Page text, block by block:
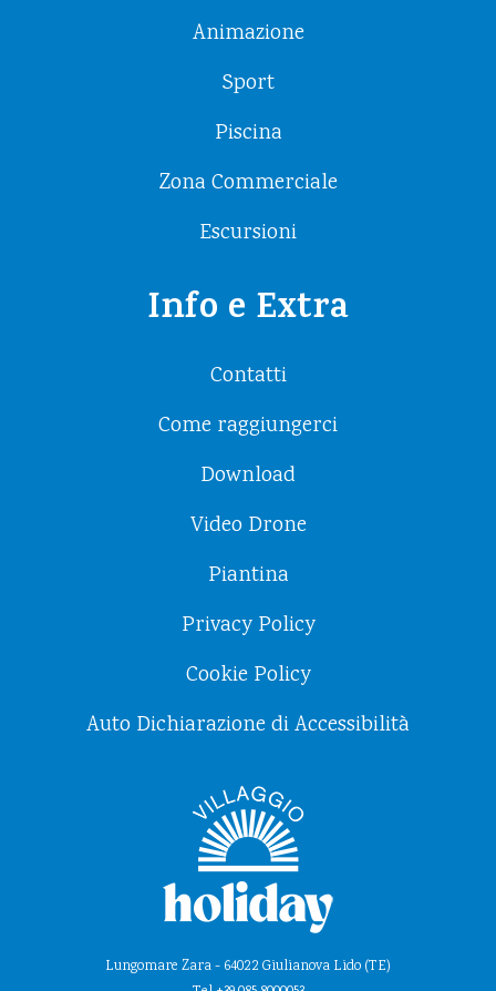
Animazione
Sport
Piscina
Zona Commerciale
Escursioni
Info e Extra
Contatti
Come raggiungerci
Download
Video Drone
Piantina
Privacy Policy
Cookie Policy
Auto Dichiarazione di Accessibilità
Lungomare Zara - 64022 Giulianova Lido (TE)